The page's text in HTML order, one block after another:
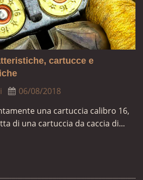
cartucce e
06/08/2018
una cartuccia calibro 16,
di una cartuccia da caccia di...